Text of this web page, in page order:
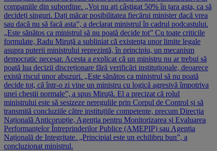
companiile din subordine. „Voi nu ați câștigat 50% în țara asta, ca să
decideți singuri. Dați măcar posibilitatea fiecărui minister dacă vrea
sau dacă nu să facă asta”, a declarat ministrul în cadrul podcastului.
„Este sănătos ca ministrul să nu poată decide tot” Cu toate criticile
formulate, Radu Miruță a subliniat că existența unor limite legale
asupra puterii ministrului reprezintă, în principiu, un mecanism
democratic necesar. Acesta a explicat că un ministru nu ar trebui să
poată lua decizii discreționare fără verificări instituționale, deoarece
există riscul unor abuzuri. „Este sănătos ca ministrul să nu poată
decide tot, că într-o zi vine un ministru cu logică agresivă împotriva
unei chestii normale”, a spus Miruță. El a precizat că rolul
ministrului este să sesizeze neregulile prin Corpul de Control și să
transmită concluziile către instituțiile competente, precum Direcția
Națională Anticorupție, Agenția pentru Monitorizarea și Evaluarea
Performanțelor Întreprinderilor Publice (AMEPIP) sau Agenția
Națională de Integritate. „Principial este un echilibru bun”, a
concluzionat ministrul.